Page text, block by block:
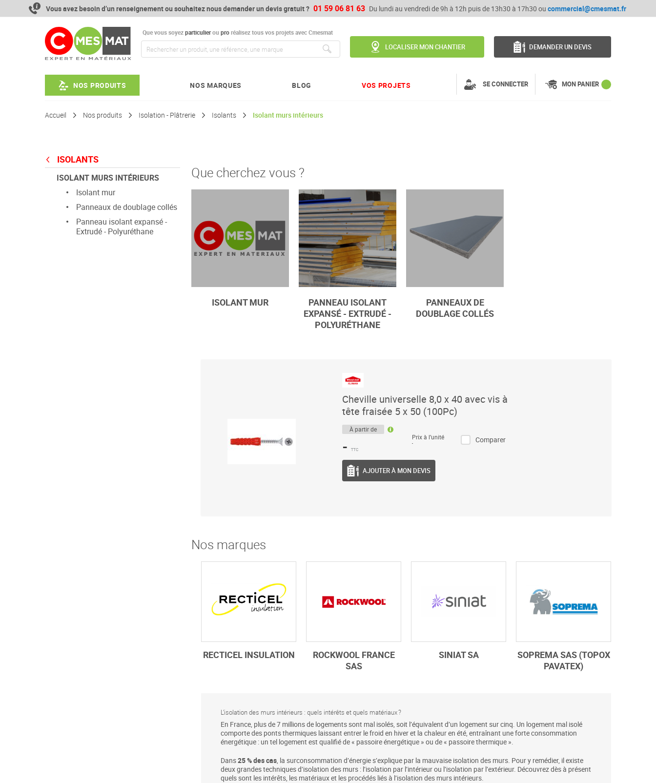
contenu
Vous avez besoin d’un renseignement ou souhaitez nous demander un devis gratuit ? 01 59 06 81 63 Du lundi au vendredi de 9h à 12h puis de 13h30 à 17h30 ou commercial@cmesmat.fr
Que vous soyezparticulierou proréalisez tous vos projets avec Cmesmat
LOCALISER MON CHANTIER DEMANDER UN DEVIS
NOS PRODUITS NOS MARQUES BLOG VOS PROJETS SE CONNECTER MON PANIER
Accueil Nos produits Isolation - Plâtrerie Isolants Isolant murs intérieurs
Que cherchez vous ?
ISOLANT MUR
PANNEAU ISOLANT
EXPANSÉ - EXTRUDÉ -
POLYURÉTHANE
PANNEAUX DE
DOUBLAGE COLLÉS
Cheville universelle 8,0 x 40 avec vis à
tête fraisée 5 x 50 (100Pc)
À partir de
- TTC
Prix à l’unité
- Comparer
AJOUTER À MON DEVIS
Nos marques
RECTICEL INSULATION
ROCKWOOL FRANCE
SAS
SINIAT SA
SOPREMA SAS (TOPOX
PAVATEX)
L’isolation des murs intérieurs : quels intérêts et quels matériaux ?
En France, plus de 7 millions de logements sont mal isolés, soit l’équivalent d’un logement sur cinq. Un logement mal isolé
comporte des ponts thermiques laissant entrer le froid en hiver et la chaleur en été, entraînant une forte consommation
énergétique : un tel logement est qualifié de « passoire énergétique » ou de « passoire thermique ».
Dans25 % des cas , la surconsommation d’énergie s’explique par la mauvaise isolation des murs. Pour y remédier, il existe
deux grandes techniques d’isolation des murs : l’isolation par l’intérieur ou l’isolation par l’extérieur. Découvrez dès à présent
quels sont les intérêts, les matériaux et les procédés liés à l’isolation des murs intérieurs.
ISOLANTS
ISOLANT MURS INTÉRIEURS
Isolant mur
Panneaux de doublage collés
Panneau isolant expansé -
Extrudé - Polyuréthane